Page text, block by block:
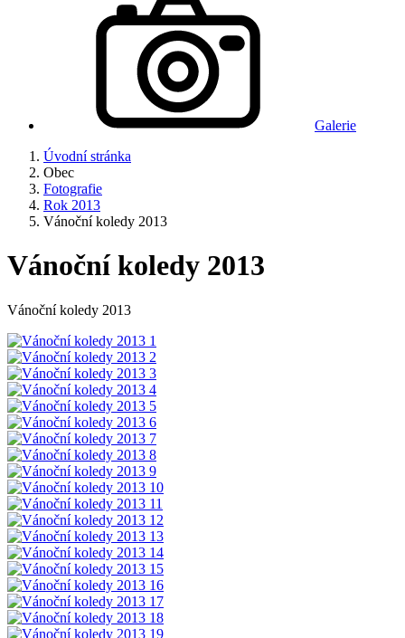
Galerie
Úvodní stránka
Obec
Fotografie
Rok 2013
Vánoční koledy 2013
Vánoční koledy 2013
Vánoční koledy 2013